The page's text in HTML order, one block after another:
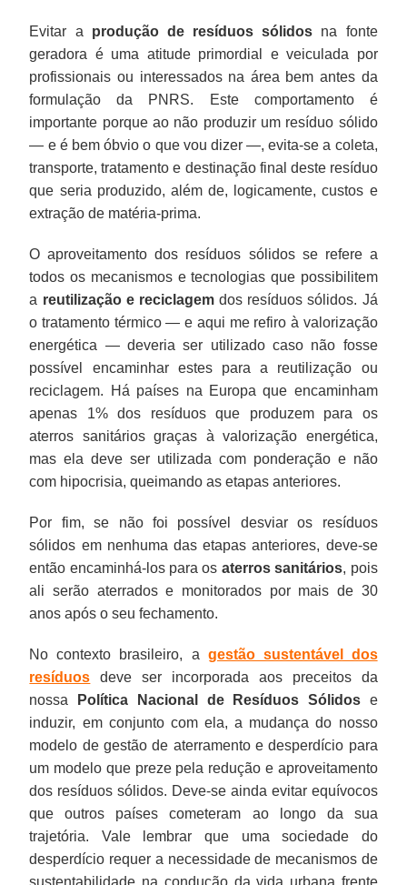
Evitar a produção de resíduos sólidos na fonte
geradora é uma atitude primordial e veiculada por
profissionais ou interessados na área bem antes da
formulação da PNRS. Este comportamento é
importante porque ao não produzir um resíduo sólido
— e é bem óbvio o que vou dizer —, evita-se a coleta,
transporte, tratamento e destinação final deste resíduo
que seria produzido, além de, logicamente, custos e
extração de matéria-prima.
O aproveitamento dos resíduos sólidos se refere a
todos os mecanismos e tecnologias que possibilitem
a reutilização e reciclagemdos resíduos sólidos. Já
o tratamento térmico — e aqui me refiro à valorização
energética — deveria ser utilizado caso não fosse
possível encaminhar estes para a reutilização ou
reciclagem. Há países na Europa que encaminham
apenas 1% dos resíduos que produzem para os
aterros sanitários graças à valorização energética,
mas ela deve ser utilizada com ponderação e não
com hipocrisia, queimando as etapas anteriores.
Por fim, se não foi possível desviar os resíduos
sólidos em nenhuma das etapas anteriores, deve-se
então encaminhá-los para os aterros sanitários, pois
ali serão aterrados e monitorados por mais de 30
anos após o seu fechamento.
No contexto brasileiro, a gestão sustentável dos
resíduos deve ser incorporada aos preceitos da
nossa
Política Nacional de Resíduos Sólidose
induzir, em conjunto com ela, a mudança do nosso
modelo de gestão de aterramento e desperdício para
um modelo que preze pela redução e aproveitamento
dos resíduos sólidos. Deve-se ainda evitar equívocos
que outros países cometeram ao longo da sua
trajetória. Vale lembrar que uma sociedade do
desperdício requer a necessidade de mecanismos de
sustentabilidade na condução da vida urbana frente